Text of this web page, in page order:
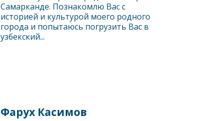
Самарканде. Познакомлю Вас с
историей и культурой моего родного
города и попытаюсь погрузить Вас в
узбекский...
Фарух Касимов